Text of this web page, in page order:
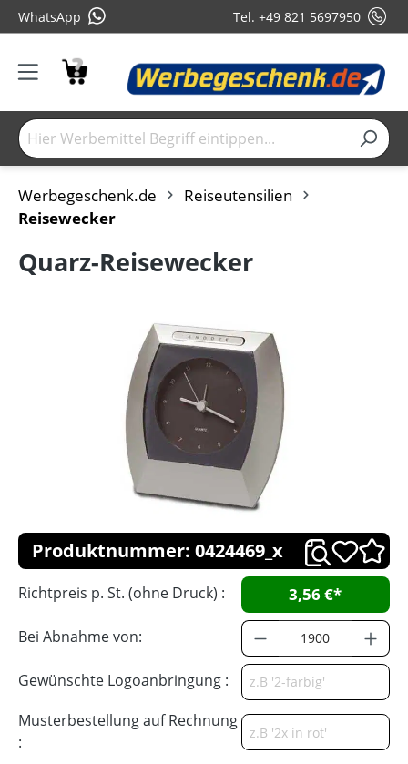
WhatsApp Tel. +49 821 5697950
Werbegeschenk.de
Reiseutensilien
Reisewecker
Quarz-Reisewecker
Produktnummer: 0424469_x
Richtpreis p. St. (ohne Druck) : 3,56 €*
Bei Abnahme von:
Gewünschte Logoanbringung :
Musterbestellung auf Rechnung
: